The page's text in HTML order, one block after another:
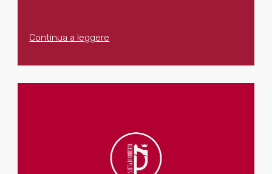
Continua a leggere